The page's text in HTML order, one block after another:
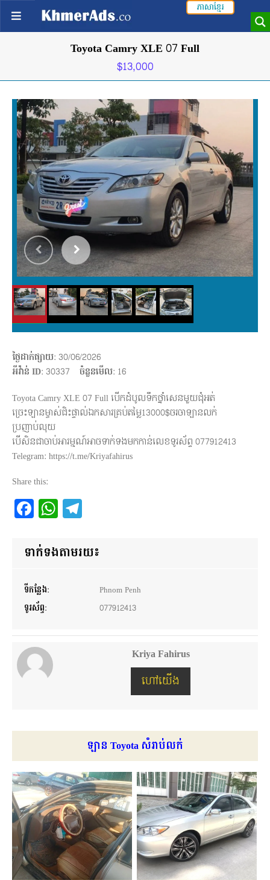
ភាសាខ្មែរ
Toyota Camry XLE 07 Full
$13,000
ថ្ងៃដាក់ផ្សាយ: 30/06/2026
អីវ៉ាន់ ID: 30337 ចំនួនមើល: 16
Toyota Camry XLE 07 Full បើកដំបូលទឹកថ្នាំសេនមួយជុំអត់
ច្រេះឡានម្ចាស់ជិះផ្ទាល់ឯកសារគ្រប់តម្លៃ13000$ចរចាឡានលក់
ប្រញាប់លុយ
បើសិនជាចាប់អារម្មណ៍អាចទាក់ទងមកកាន់លេខទូរស័ព្ទ 077912413
Telegram: https://t.me/Kriyafahirus
Share this:
Facebook
WhatsApp
ទាក់ទងតាមរយ៖
ទីកន្លែង:
Phnom Penh
ទូរស័ព្ទ:
077912413
Kriya Fahirus
ហៅយើង
ឡាន Toyota សំរាប់លក់